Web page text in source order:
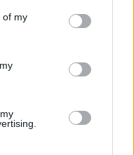
of my
τις
Ζώη σε παραλία:
που ανάρτησε στο
Ζώη